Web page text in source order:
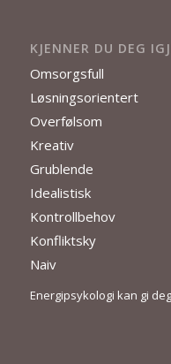
KJENNER DU DEG
Omsorgsfull
Løsningsorientert
Overfølsom
Kreativ
Grublende
Idealistisk
Kontrollbehov
Konfliktsky
Naiv
Energipsykologi kan gi